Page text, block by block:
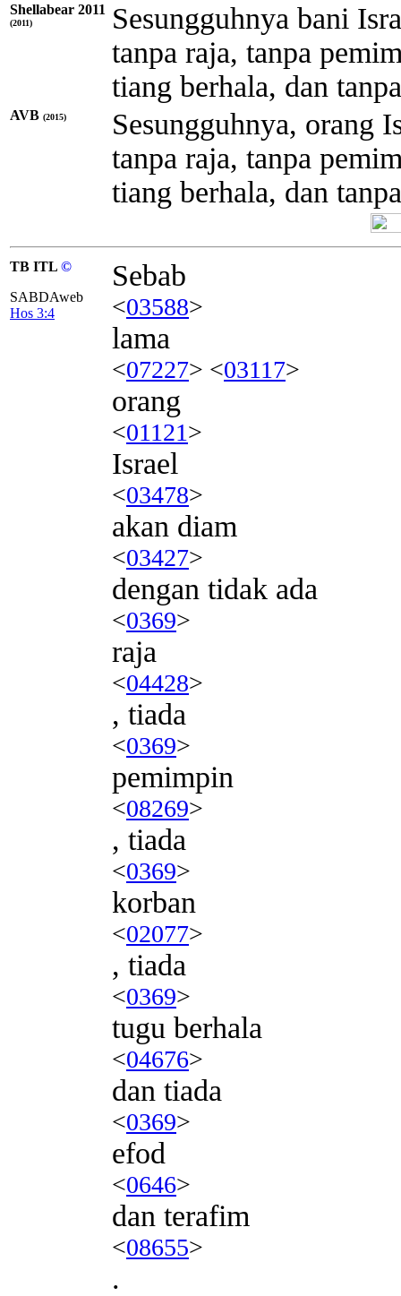
Shellabear 2011
(2011)
Sesungguhnya bani
tanpa raja, tanpa
tiang berhala, dan
AVB (2015)
Sesungguhnya, orang
tanpa raja, tanpa
tiang berhala, dan
TB ITL ©
SABDAweb
Hos 3:4
Sebab
<03588>
lama
<07227> <03117>
orang
<01121>
Israel
<03478>
akan diam
<03427>
dengan tidak ada
<0369>
raja
<04428>
, tiada
<0369>
pemimpin
<08269>
, tiada
<0369>
korban
<02077>
, tiada
<0369>
tugu berhala
<04676>
dan tiada
<0369>
efod
<0646>
dan terafim
<08655>
.